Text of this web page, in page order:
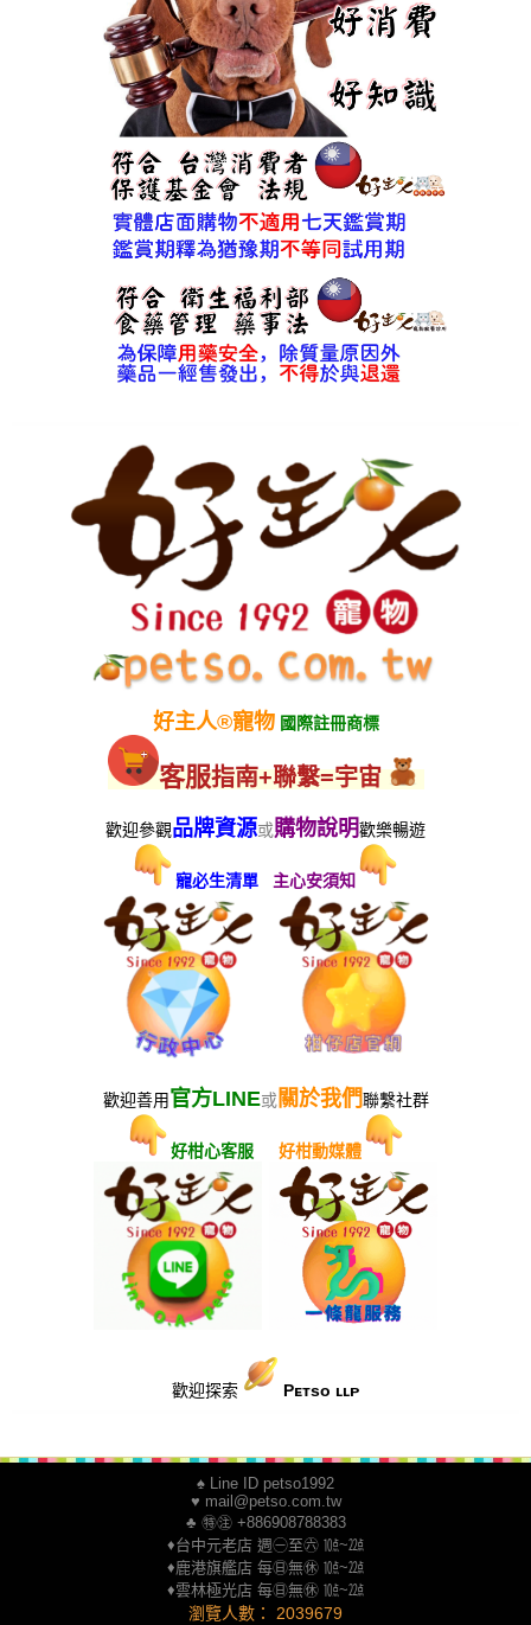
好主人®寵物 國際註冊商標
客服指南+聯繫=宇宙
歡迎參觀品牌資源或購物說明歡樂暢遊
寵必生清單 主心安須知
歡迎善用官方LINE或 關於我們聯繫社群
好柑心客服OR 好柑動媒體
​歡迎探索 Pᴇᴛsᴏ ʟʟᴘ
♠ Line ID petso1992
♥ mail@petso.com.tw
♣ ㊕㊟ +886908788383
♦台中元老店 週㊀至㊅ ㍢~㍮
♦鹿港旗艦店 每㊐無㊡ ㍢~㍮
♦雲林極光店 每㊐無㊡ ㍢~㍮
瀏覽人數： 2039679